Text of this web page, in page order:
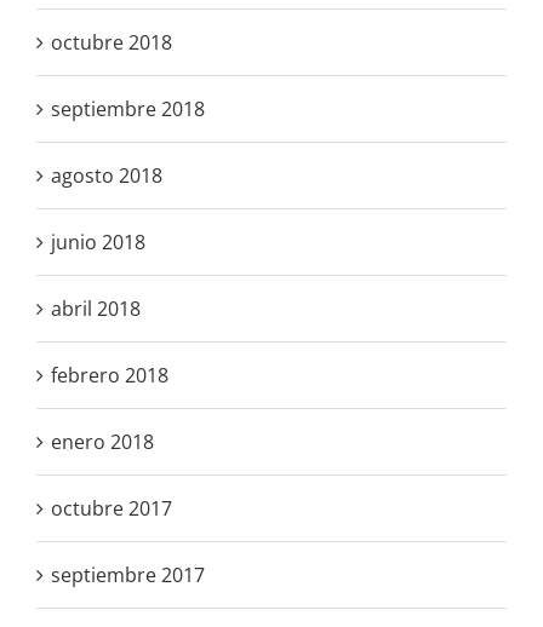
octubre 2018
septiembre 2018
agosto 2018
junio 2018
abril 2018
febrero 2018
enero 2018
octubre 2017
septiembre 2017